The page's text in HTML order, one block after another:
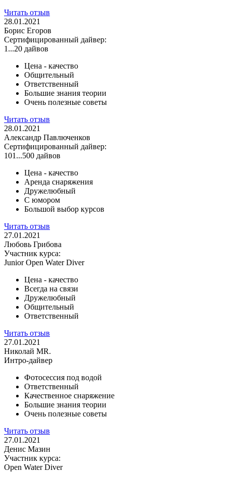
Читать отзыв
28.01.2021
Борис Егоров
Сертифицированный дайвер:
1...20 дайвов
Цена - качество
Общительный
Ответственный
Большие знания теории
Очень полезные советы
Читать отзыв
28.01.2021
Александр Павлюченков
Сертифицированный дайвер:
101...500 дайвов
Цена - качество
Аренда снаряжения
Дружелюбный
С юмором
Большой выбор курсов
Читать отзыв
27.01.2021
Любовь Грибова
Участник курса:
Junior Open Water Diver
Цена - качество
Всегда на связи
Дружелюбный
Общительный
Ответственный
Читать отзыв
27.01.2021
Николай MR.
Интро-дайвер
Фотосессия под водой
Ответственный
Качественное снаряжение
Большие знания теории
Очень полезные советы
Читать отзыв
27.01.2021
Денис Мазин
Участник курса:
Open Water Diver